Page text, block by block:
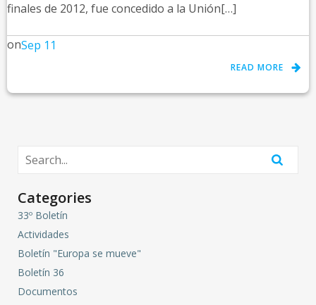
finales de 2012, fue concedido a la Unión[…]
onSep 11
READ MORE
Categories
33º Boletín
Actividades
Boletín "Europa se mueve"
Boletín 36
Documentos